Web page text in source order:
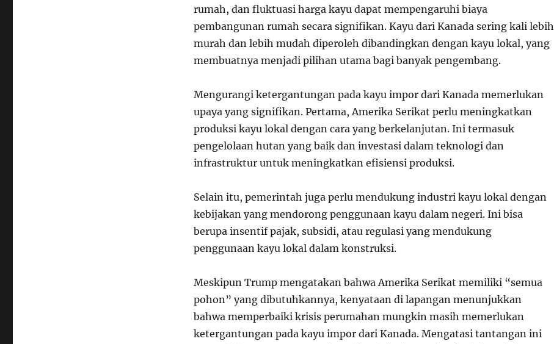
rumah, dan fluktuasi harga kayu dapat mempengaruhi biaya
pembangunan rumah secara signifikan. Kayu dari Kanada sering kali lebih
murah dan lebih mudah diperoleh dibandingkan dengan kayu lokal, yang
membuatnya menjadi pilihan utama bagi banyak pengembang.
Mengurangi ketergantungan pada kayu impor dari Kanada memerlukan
upaya yang signifikan. Pertama, Amerika Serikat perlu meningkatkan
produksi kayu lokal dengan cara yang berkelanjutan. Ini termasuk
pengelolaan hutan yang baik dan investasi dalam teknologi dan
infrastruktur untuk meningkatkan efisiensi produksi.
Selain itu, pemerintah juga perlu mendukung industri kayu lokal dengan
kebijakan yang mendorong penggunaan kayu dalam negeri. Ini bisa
berupa insentif pajak, subsidi, atau regulasi yang mendukung
penggunaan kayu lokal dalam konstruksi.
Meskipun Trump mengatakan bahwa Amerika Serikat memiliki “semua
pohon” yang dibutuhkannya, kenyataan di lapangan menunjukkan
bahwa memperbaiki krisis perumahan mungkin masih memerlukan
ketergantungan pada kayu impor dari Kanada. Mengatasi tantangan ini